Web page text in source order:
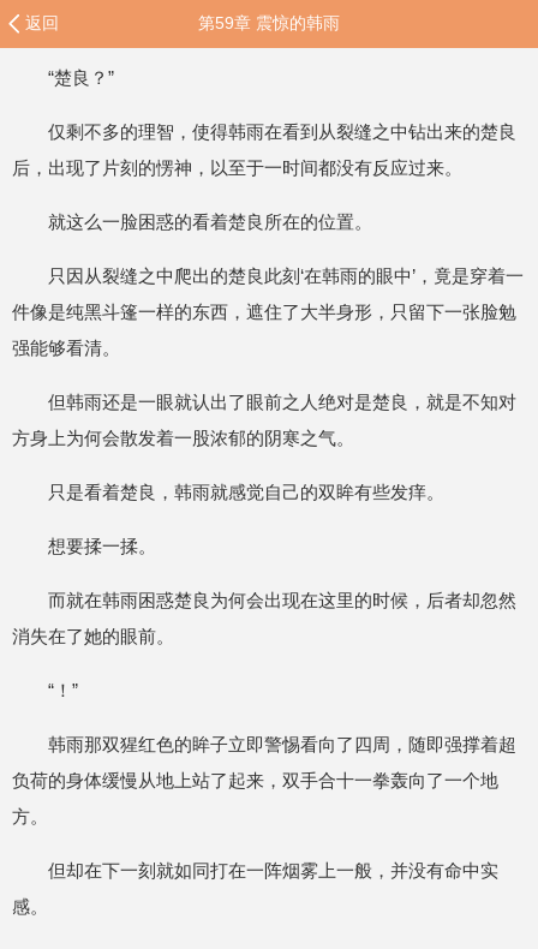
返回 第59章 震惊的韩雨
“楚良？”
仅剩不多的理智，使得韩雨在看到从裂缝之中钻出来的楚良
后，出现了片刻的愣神，以至于一时间都没有反应过来。
就这么一脸困惑的看着楚良所在的位置。
只因从裂缝之中爬出的楚良此刻‘在韩雨的眼中’，竟是穿着一
件像是纯黑斗篷一样的东西，遮住了大半身形，只留下一张脸勉
强能够看清。
但韩雨还是一眼就认出了眼前之人绝对是楚良，就是不知对
方身上为何会散发着一股浓郁的阴寒之气。
只是看着楚良，韩雨就感觉自己的双眸有些发痒。
想要揉一揉。
而就在韩雨困惑楚良为何会出现在这里的时候，后者却忽然
消失在了她的眼前。
“！”
韩雨那双猩红色的眸子立即警惕看向了四周，随即强撑着超
负荷的身体缓慢从地上站了起来，双手合十一拳轰向了一个地
方。
但却在下一刻就如同打在一阵烟雾上一般，并没有命中实
感。